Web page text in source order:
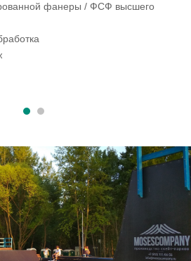
фанеры / ФСФ высшего